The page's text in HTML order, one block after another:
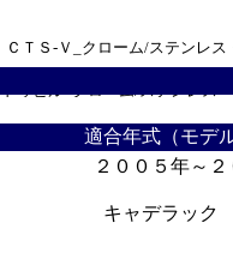
適合年式（モデ
２００５年～
キャデラック
ＣＴＳ-Ｖ_クローム/ステンレ
ドゥビル_クローム/ステンレス
Ｆ１５０_クローム/ステンレス
クローム/ステンレス・マスタ
クローム/ステンレス■リンカ